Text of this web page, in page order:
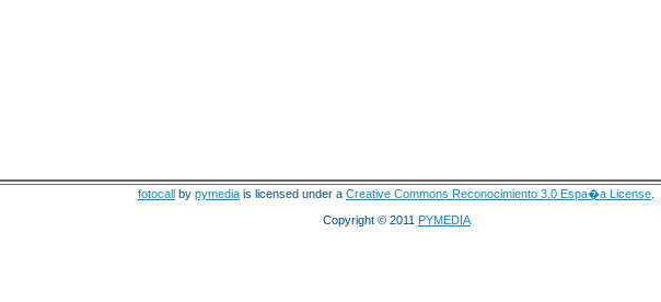
fotocall by pymedia is licensed under a Creative Commons Reconocimiento 3.0 Espa�a License
Copyright © 2011 PYMEDIA